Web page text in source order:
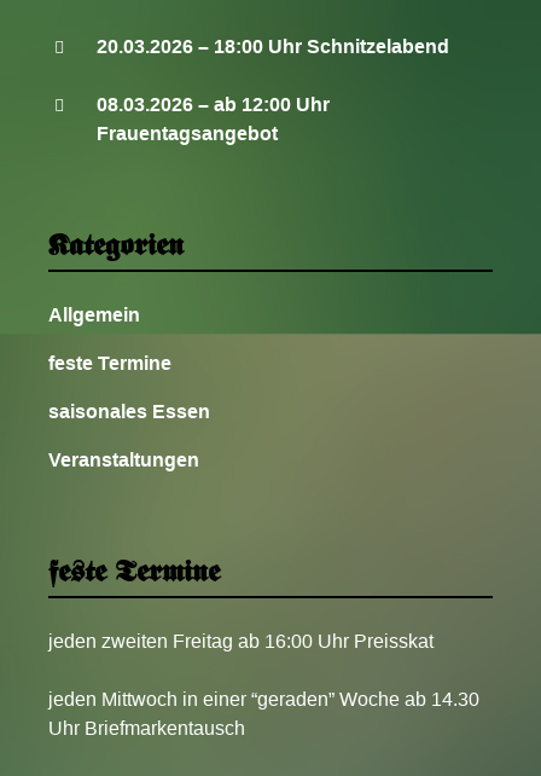
20.03.2026 – 18:00 Uhr Schnitzelabend
08.03.2026 – ab 12:00 Uhr
Frauentagsangebot
Kategorien
Allgemein
feste Termine
saisonales Essen
Veranstaltungen
feste Termine
jeden zweiten Freitag ab 16:00 Uhr Preisskat
jeden Mittwoch in einer “geraden” Woche ab 14.30
Uhr Briefmarkentausch